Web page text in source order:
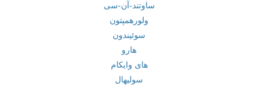
ساوتند-آن-سی
ولورهمپتون
سوئیندون
هارو
های وایکام
سولیهال